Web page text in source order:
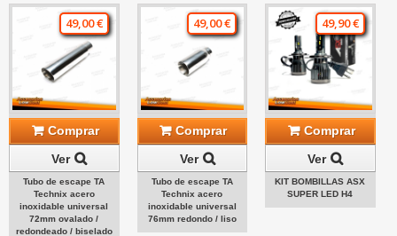
49,00 €
Comprar
Ver
Tubo de escape TA
Technix acero
inoxidable universal
72mm ovalado /
redondeado / biselado
49,00 €
Comprar
Ver
Tubo de escape TA
Technix acero
inoxidable universal
76mm redondo / liso
49,90 €
Comprar
Ver
KIT BOMBILLAS ASX
SUPER LED H4